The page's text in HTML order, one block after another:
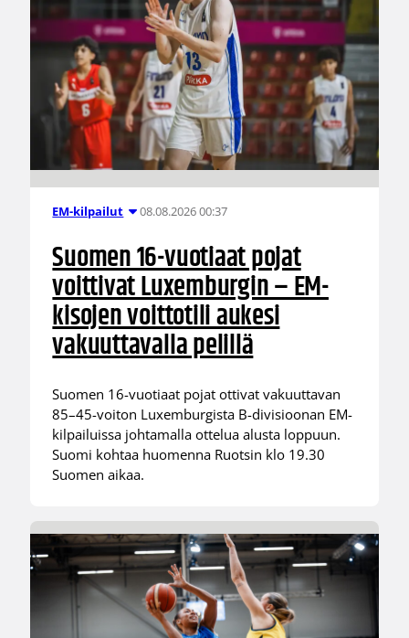
EM-kilpailut 08.08.2026 00:37
Suomen 16-vuotiaat pojat
voittivat Luxemburgin – EM-
kisojen voittotili aukesi
vakuuttavalla pelillä
Suomen 16-vuotiaat pojat ottivat vakuuttavan
85–45-voiton Luxemburgista B-divisioonan EM-
kilpailuissa johtamalla ottelua alusta loppuun.
Suomi kohtaa huomenna Ruotsin klo 19.30
Suomen aikaa.